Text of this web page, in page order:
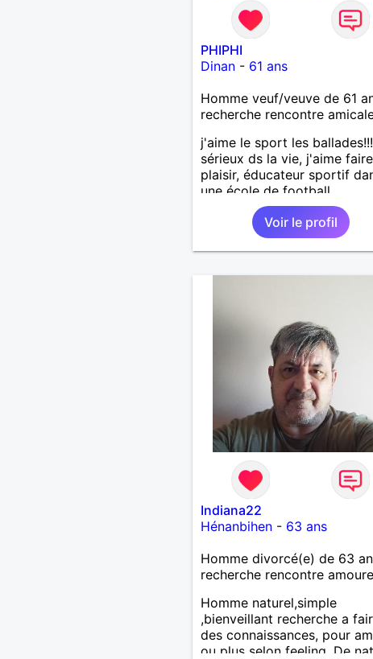
PHIPHI
Dinan- 61 ans
Homme veuf/veuve de 61
recherche rencontre
j'aime le sport les
sérieux ds la vie, j'aime faire
plaisir, éducateur sportif
une école de football .
Voir le profil
Indiana22
Hénanbihen- 63 ans
Homme divorcé(e) de 63
recherche rencontre
Homme naturel,simple
,bienveillant recherche a
des connaissances, pour
ou plus selon feeling. De